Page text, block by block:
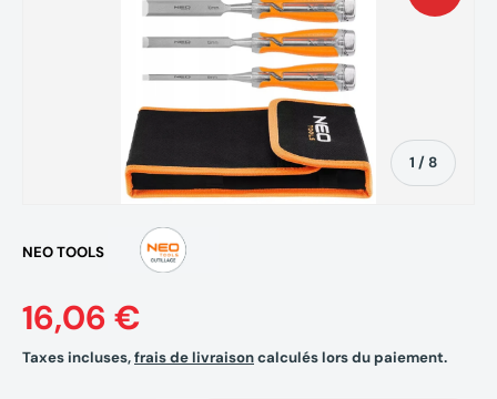
1 /de
8
NEO TOOLS
16,06 €
Taxes incluses,frais de livraisoncalculés lors du paiement.